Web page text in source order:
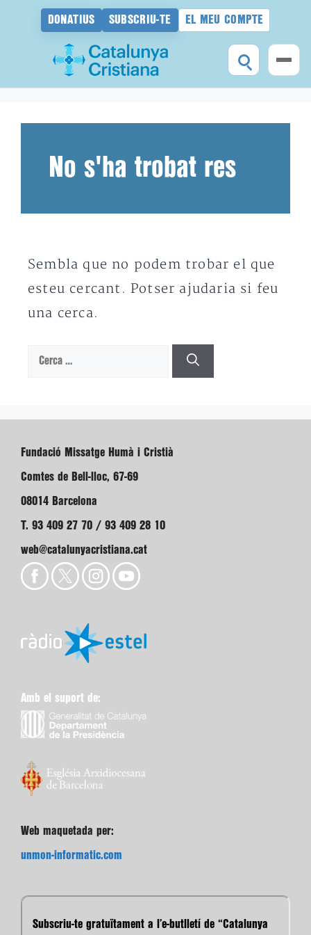
DONATIUS SUBSCRIU-TE EL MEU COMPTE
No s'ha trobat res
Sembla que no podem trobar el que
esteu cercant. Potser ajudaria si feu
una cerca.
Cerca:
Fundació Missatge Humà i Cristià
Comtes de Bell-lloc, 67-69
08014 Barcelona
T. 93 409 27 70 / 93 409 28 10
web@catalunyacristiana.cat
Amb el suport de:
Web maquetada per:
unmon-informatic.com
Subscriu-te gratuïtament a l’e-butlletí de “Catalunya